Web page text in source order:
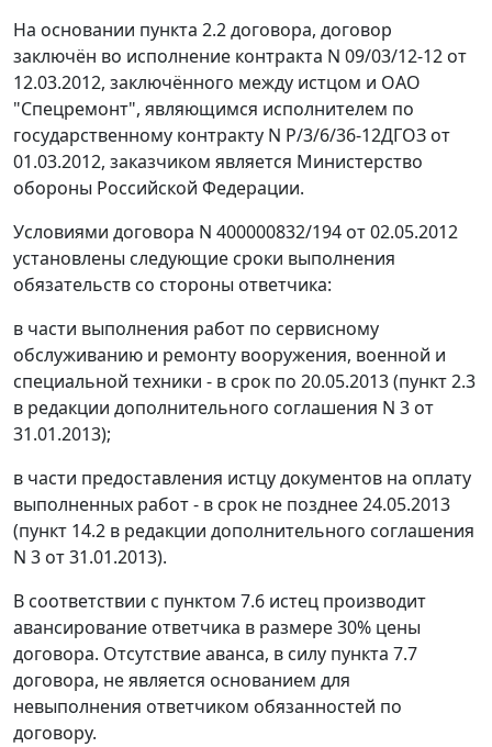
На основании пункта 2.2 договора, договор
заключён во исполнение контракта N 09/03/12-12 от
12.03.2012, заключённого между истцом и ОАО
"Спецремонт", являющимся исполнителем по
государственному контракту N Р/3/6/36-12ДГОЗ от
01.03.2012, заказчиком является Министерство
обороны Российской Федерации.
Условиями договора N 400000832/194 от 02.05.2012
установлены следующие сроки выполнения
обязательств со стороны ответчика:
в части выполнения работ по сервисному
обслуживанию и ремонту вооружения, военной и
специальной техники - в срок по 20.05.2013 (пункт 2.3
в редакции дополнительного соглашения N 3 от
31.01.2013);
в части предоставления истцу документов на оплату
выполненных работ - в срок не позднее 24.05.2013
(пункт 14.2 в редакции дополнительного соглашения
N 3 от 31.01.2013).
В соответствии с пунктом 7.6 истец производит
авансирование ответчика в размере 30% цены
договора. Отсутствие аванса, в силу пункта 7.7
договора, не является основанием для
невыполнения ответчиком обязанностей по
договору.